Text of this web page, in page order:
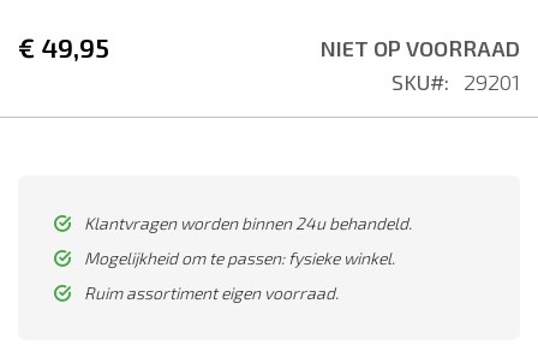
van
€ 49,95
NIET OP VOORRAAD
SKU
29201
Klantvragen worden binnen 24u behandeld.
Mogelijkheid om te passen: fysieke winkel.
Ruim assortiment eigen voorraad.